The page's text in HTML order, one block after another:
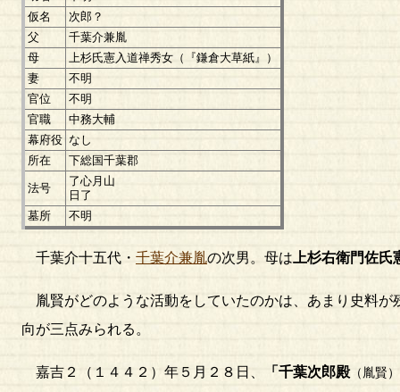
仮名
次郎？
父
千葉介兼胤
母
上杉氏憲入道禅秀女（『鎌倉大草紙』）
妻
不明
官位
不明
官職
中務大輔
幕府役 なし
所在
下総国千葉郡
法号
了心月山
日了
墓所
不明
千葉介十五代・ 千葉介兼胤の次男。母は 上杉右衛門佐
胤賢がどのような活動をしていたのかは、あまり史料
向が三点みられる。
嘉吉２（１４４２）年５月２８日、 「千葉次郎殿（胤賢）